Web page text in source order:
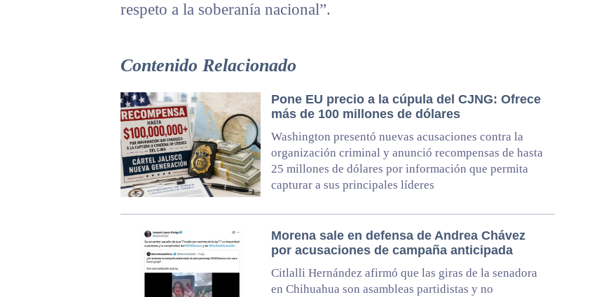
respeto a la soberanía nacional”.
Contenido Relacionado
Pone EU precio a la cúpula del CJNG: Ofrece
más de 100 millones de dólares
Washington presentó nuevas acusaciones contra la
organización criminal y anunció recompensas de hasta
25 millones de dólares por información que permita
capturar a sus principales líderes
Morena sale en defensa de Andrea Chávez
por acusaciones de campaña anticipada
Citlalli Hernández afirmó que las giras de la senadora
en Chihuahua son asambleas partidistas y no